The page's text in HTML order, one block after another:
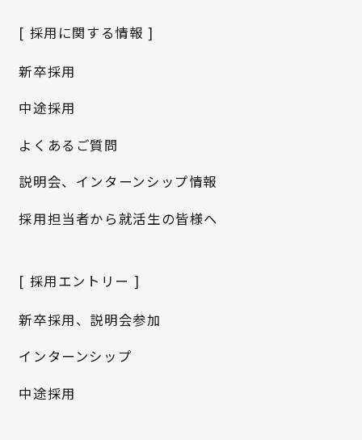
[ 採用に関する情報 ]
新卒採用
中途採用
よくあるご質問
説明会、インターンシップ情報
採用担当者から就活生の皆様へ
[ 採用エントリー ]
新卒採用、説明会参加
インターンシップ
中途採用